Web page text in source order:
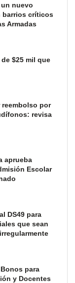
nuevo
barrios críticos
Armadas
$25 mil que
por
revisa
aprueba
Escolar
DS49 para
que sean
para
y Docentes